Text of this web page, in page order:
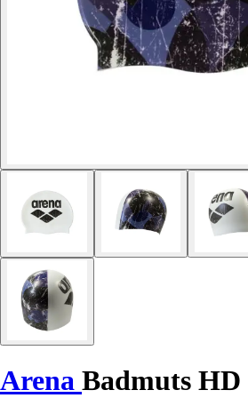
Arena Badmuts HD